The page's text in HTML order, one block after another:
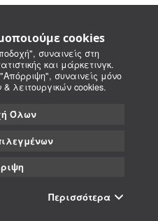
cookies
συναινείς στη
και μάρκετινγκ.
συναινείς μόνο
λειτουργικών cookies.
Όλων
Περισσότερα